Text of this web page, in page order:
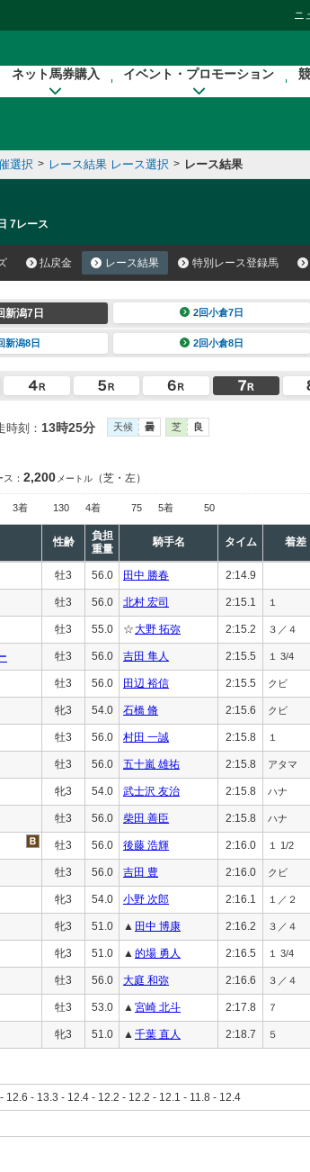
ニ
ネット馬券購入 イベント・プロモーション
選択 > レース結果 レース選択 > レース結果
7レース
払戻金 レース結果 特別レース登録馬
新潟7日 2回小倉7日
新潟8日 2回小倉8日
時刻： 13時25分 天候 曇 芝 良
ス： 2,200 メートル （芝・左）
3着 130 4着 75 5着 50
性齢
負担
重量
騎手名 タイム 着差
牡3 56.0 田中 勝春 2:14.9
牡3 56.0 北村 宏司 2:15.1 １
牡3 55.0 ☆大野 拓弥 2:15.2 ３／４
牡3 56.0 吉田 隼人 2:15.5 １ 3/4
牡3 56.0 田辺 裕信 2:15.5 クビ
牝3 54.0 石橋 脩 2:15.6 クビ
牡3 56.0 村田 一誠 2:15.8 １
牡3 56.0 五十嵐 雄祐 2:15.8 アタマ
牝3 54.0 武士沢 友治 2:15.8 ハナ
牡3 56.0 柴田 善臣 2:15.8 ハナ
牡3 56.0 後藤 浩輝 2:16.0 １ 1/2
牡3 56.0 吉田 豊 2:16.0 クビ
牝3 54.0 小野 次郎 2:16.1 １／２
牝3 51.0 ▲ 田中 博康 2:16.2 ３／４
牝3 51.0 ▲ 的場 勇人 2:16.5 １ 3/4
牡3 56.0 大庭 和弥 2:16.6 ３／４
牡3 53.0 ▲ 宮崎 北斗 2:17.8 ７
牝3 51.0 ▲ 千葉 直人 2:18.7 ５
12.6 - 13.3 - 12.4 - 12.2 - 12.2 - 12.1 - 11.8 - 12.4